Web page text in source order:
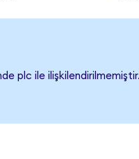
plc ile